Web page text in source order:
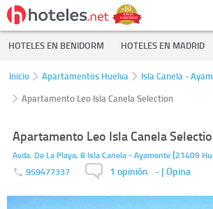
HOTELES EN BENIDORM HOTELES EN MADRID
Inicio Apartamentos Huelva Isla Canela -
Apartamento Leo Isla Canela Selection
Apartamento Leo Isla Canela
Avda. De La Playa, 8 Isla Canela - Ayamonte(21409
959477337 1 opinión - | Opina